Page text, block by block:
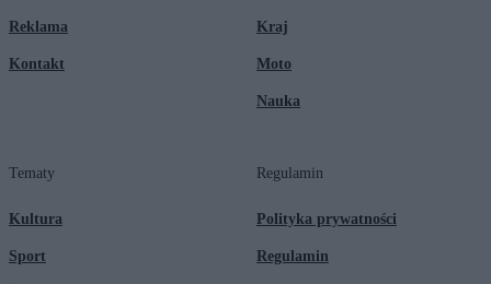
Reklama
Kontakt
Kraj
Moto
Nauka
Tematy
Kultura
Sport
Regulamin
Polityka prywatności
Regulamin